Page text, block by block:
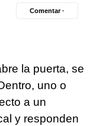
Comentar ·
la puerta, se
uno o
a un
y responden